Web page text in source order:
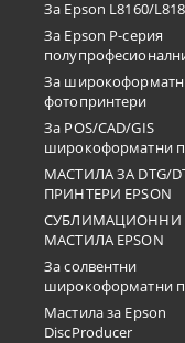
За Epson L8160/
За Epson P-серия
За
фотопринтери
За POS/CAD/GIS
широкоформатни
МАСТИЛА ЗА DTG/
ПРИНТЕРИ EPSON
СУБЛИМАЦИОННИ
МАСТИЛА EPSON
За солвентни
широкоформатни
Мастила за Epson
DiscProducer